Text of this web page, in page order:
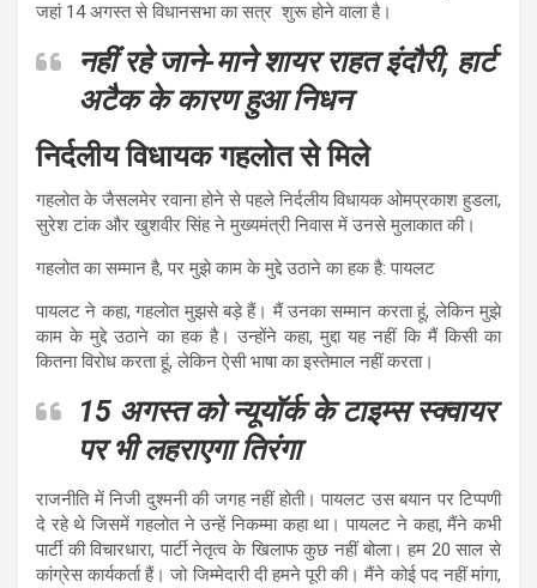
जहां 14 अगस्त से विधानसभा का सत्र शुरू होने वाला है।
नहीं रहे जाने-माने शायर राहत इंदौरी, हार्ट
अटैक के कारण हुआ निधन
निर्दलीय विधायक गहलोत से मिले
गहलोत के जैसलमेर रवाना होने से पहले निर्दलीय विधायक ओमप्रकाश हुडला,
सुरेश टांक और खुशवीर सिंह ने मुख्यमंत्री निवास में उनसे मुलाकात की।
गहलोत का सम्मान है, पर मुझे काम के मुद्दे उठाने का हक है: पायलट
पायलट ने कहा, गहलोत मुझसे बड़े हैं। मैं उनका सम्मान करता हूं, लेकिन मुझे
काम के मुद्दे उठाने का हक है। उन्होंने कहा, मुद्दा यह नहीं कि मैं किसी का
कितना विरोध करता हूं, लेकिन ऐसी भाषा का इस्तेमाल नहीं करता।
15 अगस्त को न्यूयॉर्क के टाइम्स स्क्वायर
पर भी लहराएगा तिरंगा
राजनीति में निजी दुश्मनी की जगह नहीं होती। पायलट उस बयान पर टिप्पणी
दे रहे थे जिसमें गहलोत ने उन्हें निकम्मा कहा था। पायलट ने कहा, मैंने कभी
पार्टी की विचारधारा, पार्टी नेतृत्व के खिलाफ कुछ नहीं बोला। हम 20 साल से
कांग्रेस कार्यकर्ता हैं। जो जिम्मेदारी दी हमने पूरी की। मैंने कोई पद नहीं मांगा,